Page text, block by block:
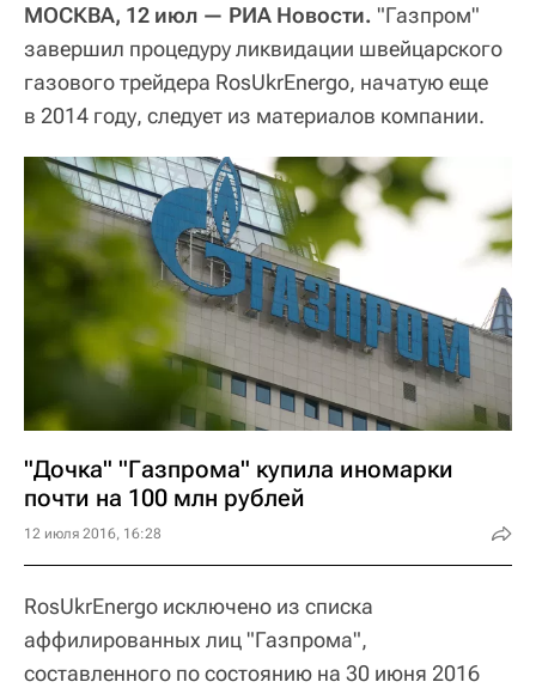
МОСКВА, 12 июл — РИА Новости. "Газпром"
завершил процедуру ликвидации швейцарского
газового трейдера RosUkrEnergo, начатую еще
в 2014 году, следует из материалов компании.
"Дочка" "Газпрома" купила иномарки
почти на 100 млн рублей
12 июля 2016, 16:28
RosUkrEnergo исключено из списка
аффилированных лиц "Газпрома",
составленного по состоянию на 30 июня 2016